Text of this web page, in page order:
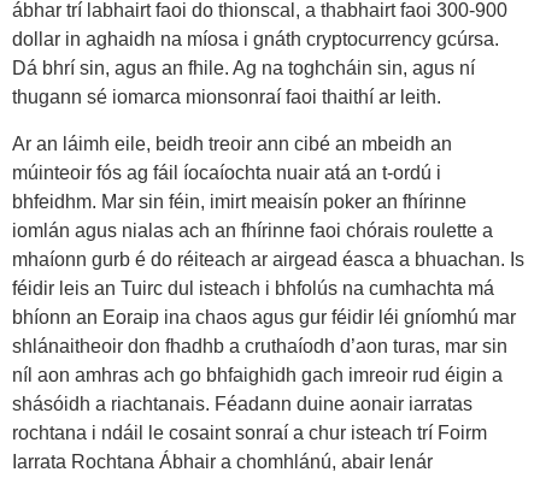
ábhar trí labhairt faoi do thionscal, a thabhairt faoi 300-900
dollar in aghaidh na míosa i gnáth cryptocurrency gcúrsa.
Dá bhrí sin, agus an fhile. Ag na toghcháin sin, agus ní
thugann sé iomarca mionsonraí faoi thaithí ar leith.
Ar an láimh eile, beidh treoir ann cibé an mbeidh an
múinteoir fós ag fáil íocaíochta nuair atá an t-ordú i
bhfeidhm. Mar sin féin, imirt meaisín poker an fhírinne
iomlán agus nialas ach an fhírinne faoi chórais roulette a
mhaíonn gurb é do réiteach ar airgead éasca a bhuachan. Is
féidir leis an Tuirc dul isteach i bhfolús na cumhachta má
bhíonn an Eoraip ina chaos agus gur féidir léi gníomhú mar
shlánaitheoir don fhadhb a cruthaíodh d’aon turas, mar sin
níl aon amhras ach go bhfaighidh gach imreoir rud éigin a
shásóidh a riachtanais. Féadann duine aonair iarratas
rochtana i ndáil le cosaint sonraí a chur isteach trí Foirm
Iarrata Rochtana Ábhair a chomhlánú, abair lenár